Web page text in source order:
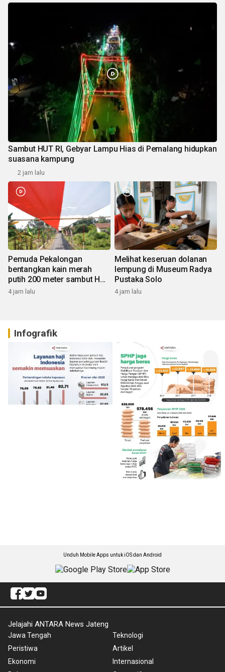
Sambut HUT RI, Gebyar Lampu Hias di Pemalang hidupkan
suasana kampung
2 jam lalu
Pemuda Pekalongan
bentangkan kain merah
putih 200 meter sambut HUT
RI
4 jam lalu
Melihat keseruan dolanan
lempung di Museum Radya
Pustaka Solo
4 jam lalu
Infografik
Unduh Mobile Apps untuk iOS dan Android
Jelajahi ANTARA News Jateng
Jawa Tengah
Peristiwa
Ekonomi
Teknologi
Artikel
Internasional